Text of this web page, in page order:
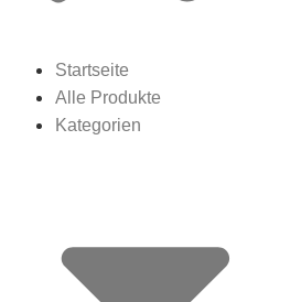
Startseite
Alle Produkte
Kategorien